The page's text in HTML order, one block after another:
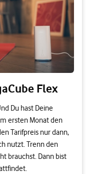
Flex
Du hast Deine
ersten Monat den
Tarifpreis nur dann,
nutzt. Trenn den
brauchst. Dann bist